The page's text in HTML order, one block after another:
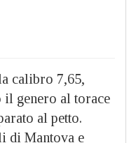
calibro 7,65,
il genero al torace
al petto.
di Mantova e